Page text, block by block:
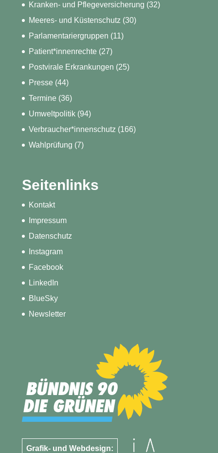
Kranken- und Pflegeversicherung (32)
Meeres- und Küstenschutz(30)
Parlamentariergruppen (11)
Patient*innenrechte(27)
Postvirale Erkrankungen (25)
Presse(44)
Termine(36)
Umweltpolitik(94)
Verbraucher*innenschutz(166)
Wahlprüfung (7)
Seitenlinks
Kontakt
Impressum
Datenschutz
Instagram
Facebook
LinkedIn
BlueSky
Newsletter
Grafik- und Webdesign: